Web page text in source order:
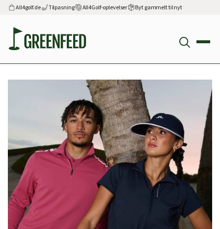
All4golf.de Tilpasning All4Golf-oplevelser Byt gammelt til nyt